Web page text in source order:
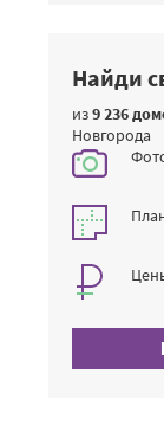
Найди
из9 236
Новгорода